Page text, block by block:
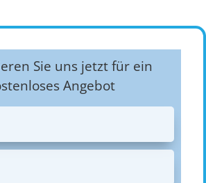
Sie uns jetzt für ein
Angebot